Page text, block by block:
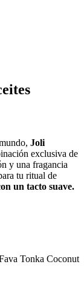
Joli
exclusiva de
y una fragancia
tu ritual de
un tacto suave.
Tonka Coconut